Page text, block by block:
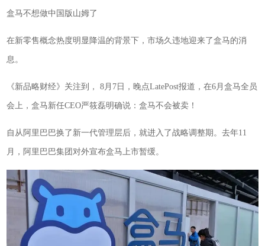
盒马不想做中国版山姆了
在新零售概念热度明显降温的背景下，市场久违地迎来了盒马的消
息。
《新品略财经》关注到， 8月7日，晚点LatePost报道，在6月盒马全员
会上，盒马新任CEO严筱磊明确说：盒马不会被卖！
自从阿里巴巴换了新一代管理层后，就进入了战略调整期。去年11
月，阿里巴巴集团对外宣布盒马上市暂缓。